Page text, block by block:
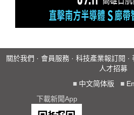
關於我們 · 會員服務 · 科技產業報訂閱 ·
人才招募
■ 中文简体版 ■
下載新聞App